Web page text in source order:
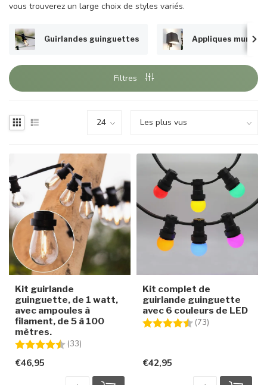
vous trouverez un large choix de styles variés.
Guirlandes guinguettes Appliques murales
Filtres
Kit guirlande
guinguette, de 1 watt,
avec ampoules à
filament, de 5 à 100
mètres.
Note:
(33)
€46,95
Kit complet de
guirlande guinguette
avec 6 couleurs de LED
Note:
(73)
€42,95